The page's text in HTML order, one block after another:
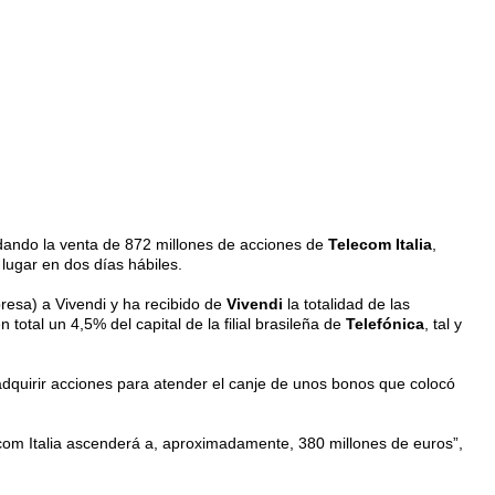
la venta de 872 millones de acciones de Telecom Italia
en dos días hábiles.
a Vivendi y ha recibido de Vivendi la totalidad de las
total un 4,5% del capital de la filial brasileña de Telefónica , tal y
acciones para atender el canje de unos bonos que colocó
Italia ascenderá a, aproximadamente, 380 millones de euros”,